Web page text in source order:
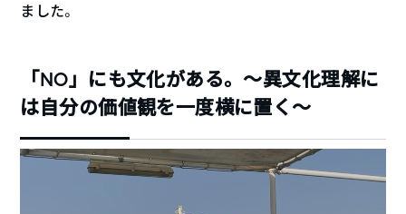
ました。
「NO」にも文化がある。〜異文化理解に
は自分の価値観を一度横に置く〜